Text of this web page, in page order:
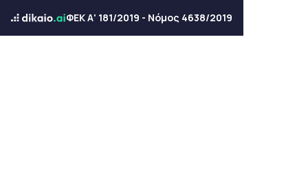
ΦΕΚ Α' 181/2019 - Νόμος 4638/2019